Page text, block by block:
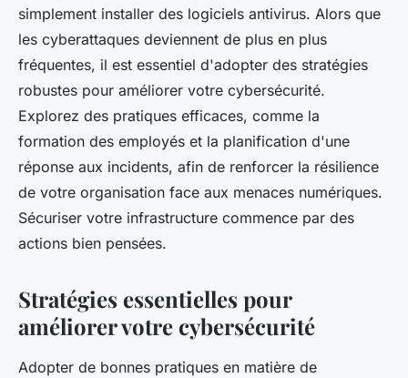
simplement installer des logiciels antivirus. Alors que
les cyberattaques deviennent de plus en plus
fréquentes, il est essentiel d'adopter des stratégies
robustes pour améliorer votre cybersécurité.
Explorez des pratiques efficaces, comme la
formation des employés et la planification d'une
réponse aux incidents, afin de renforcer la résilience
de votre organisation face aux menaces numériques.
Sécuriser votre infrastructure commence par des
actions bien pensées.
Stratégies essentielles pour
améliorer votre cybersécurité
Adopter de bonnes pratiques en matière de